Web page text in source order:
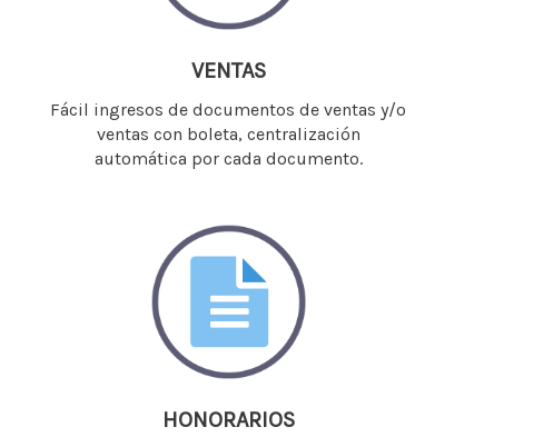
VENTAS
Fácil ingresos de documentos de ventas y/o
ventas con boleta, centralización
automática por cada documento.
HONORARIOS